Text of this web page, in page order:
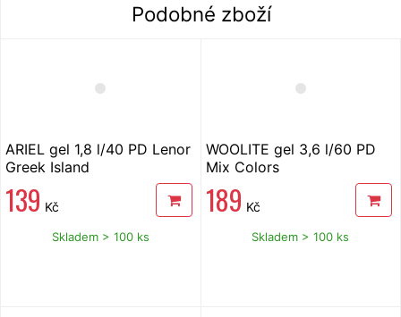
Podobné zboží
ARIEL gel 1,8 l/40 PD Lenor
Greek Island
139 Kč
Skladem > 100 ks
WOOLITE gel 3,6 l/60 PD
Mix Colors
189 Kč
Skladem > 100 ks